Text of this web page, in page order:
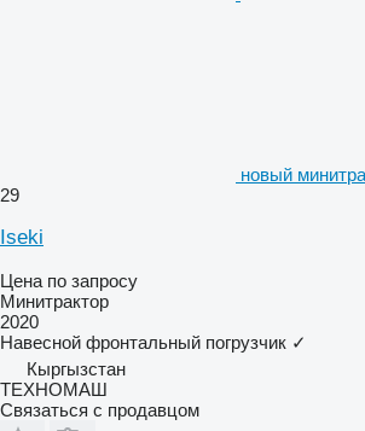
новый
29
Iseki
Цена по запросу
Минитрактор
2020
Навесной фронтальный погрузчик ✓
Кыргызстан
ТЕХНОМАШ
Связаться с продавцом